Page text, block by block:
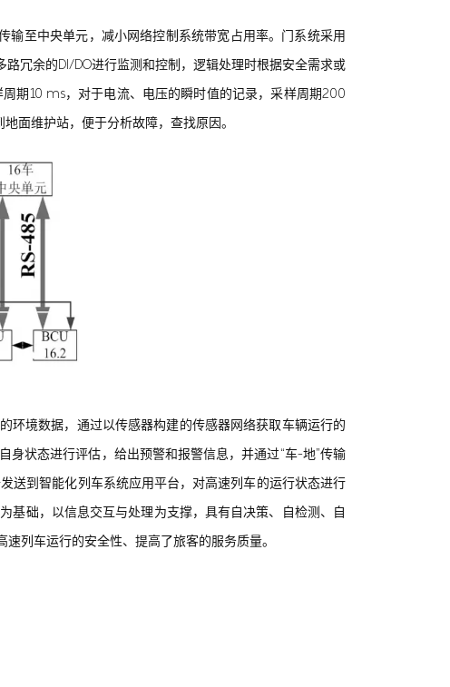
至中央单元，减小网络控制系统带宽占用率。门系统采用
冗余的DI/DO进行监测和控制，逻辑处理时根据安全需求或
期10 ms，对于电流、电压的瞬时值的记录，采样周期200
面维护站，便于分析故障，查找原因。
环境数据，通过以传感器构建的传感器网络获取车辆运行的
状态进行评估，给出预警和报警信息，并通过“车-地”传输
送到智能化列车系统应用平台，对高速列车的运行状态进行
基础，以信息交互与处理为支撑，具有自决策、自检测、自
列车运行的安全性、提高了旅客的服务质量。